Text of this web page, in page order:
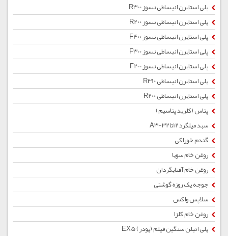
پلی استایرن انبساطی نسوز R300
پلی استایرن انبساطی نسوز R200
پلی استایرن انبساطی نسوز F400
پلی استایرن انبساطی نسوز F300
پلی استایرن انبساطی نسوز F200
پلی استایرن انبساطی R310
پلی استایرن انبساطی R200
پتاس (کلرید پتاسیم)
سبد میلگرد12تا32-A3
گندم خوراکی
روغن خام سویا
روغن خام آفتابگردان
جوجه یک روزه گوشتی
سلاپس واکس
روغن خام کلزا
پلی اتیلن سنگین فیلم (پودر) EX5